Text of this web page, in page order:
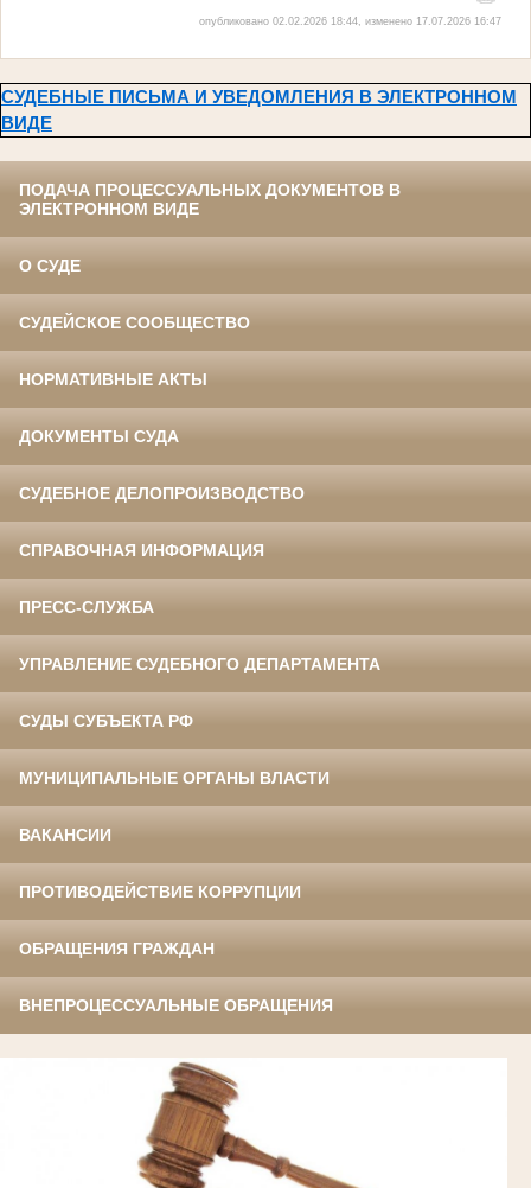
опубликовано 02.02.2026 18:44, изменено 17.07.2026 16:47
СУДЕБНЫЕ ПИСЬМА И УВЕДОМЛЕНИЯ В ЭЛЕКТРОННОМ
ВИДЕ
ПОДАЧА ПРОЦЕССУАЛЬНЫХ ДОКУМЕНТОВ В
ЭЛЕКТРОННОМ ВИДЕ
О СУДЕ
СУДЕЙСКОЕ СООБЩЕСТВО
НОРМАТИВНЫЕ АКТЫ
ДОКУМЕНТЫ СУДА
СУДЕБНОЕ ДЕЛОПРОИЗВОДСТВО
СПРАВОЧНАЯ ИНФОРМАЦИЯ
ПРЕСС-СЛУЖБА
УПРАВЛЕНИЕ СУДЕБНОГО ДЕПАРТАМЕНТА
СУДЫ СУБЪЕКТА РФ
МУНИЦИПАЛЬНЫЕ ОРГАНЫ ВЛАСТИ
ВАКАНСИИ
ПРОТИВОДЕЙСТВИЕ КОРРУПЦИИ
ОБРАЩЕНИЯ ГРАЖДАН
ВНЕПРОЦЕССУАЛЬНЫЕ ОБРАЩЕНИЯ